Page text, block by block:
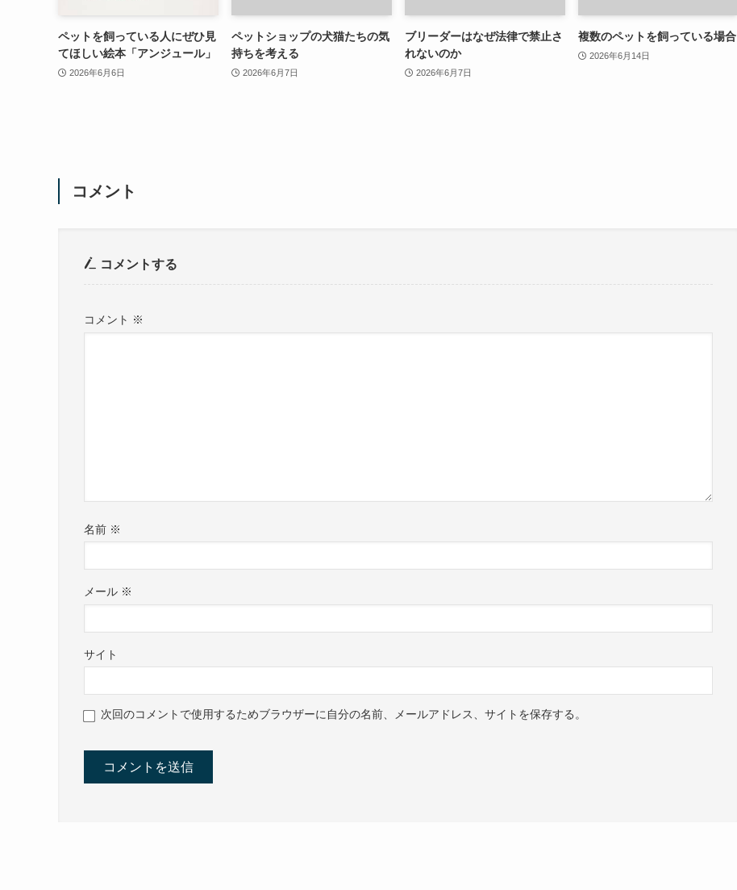
ペットを飼っている人にぜひ見
てほしい絵本「アンジュール」
2026年6月6日
ペットショップの犬猫たちの気
持ちを考える
2026年6月7日
ブリーダーはなぜ法律で禁止さ
れないのか
2026年6月7日
複数のペットを飼っている場合
2026年6月14日
コメント
コメントする
コメント ※
名前 ※
メール ※
サイト
次回のコメントで使用するためブラウザーに自分の名前、メールアドレス、サイトを保存する。